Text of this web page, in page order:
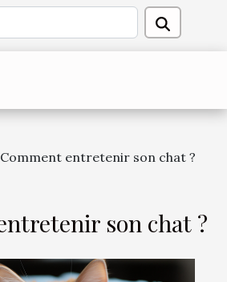
Comment entretenir son chat ?
son chat ?